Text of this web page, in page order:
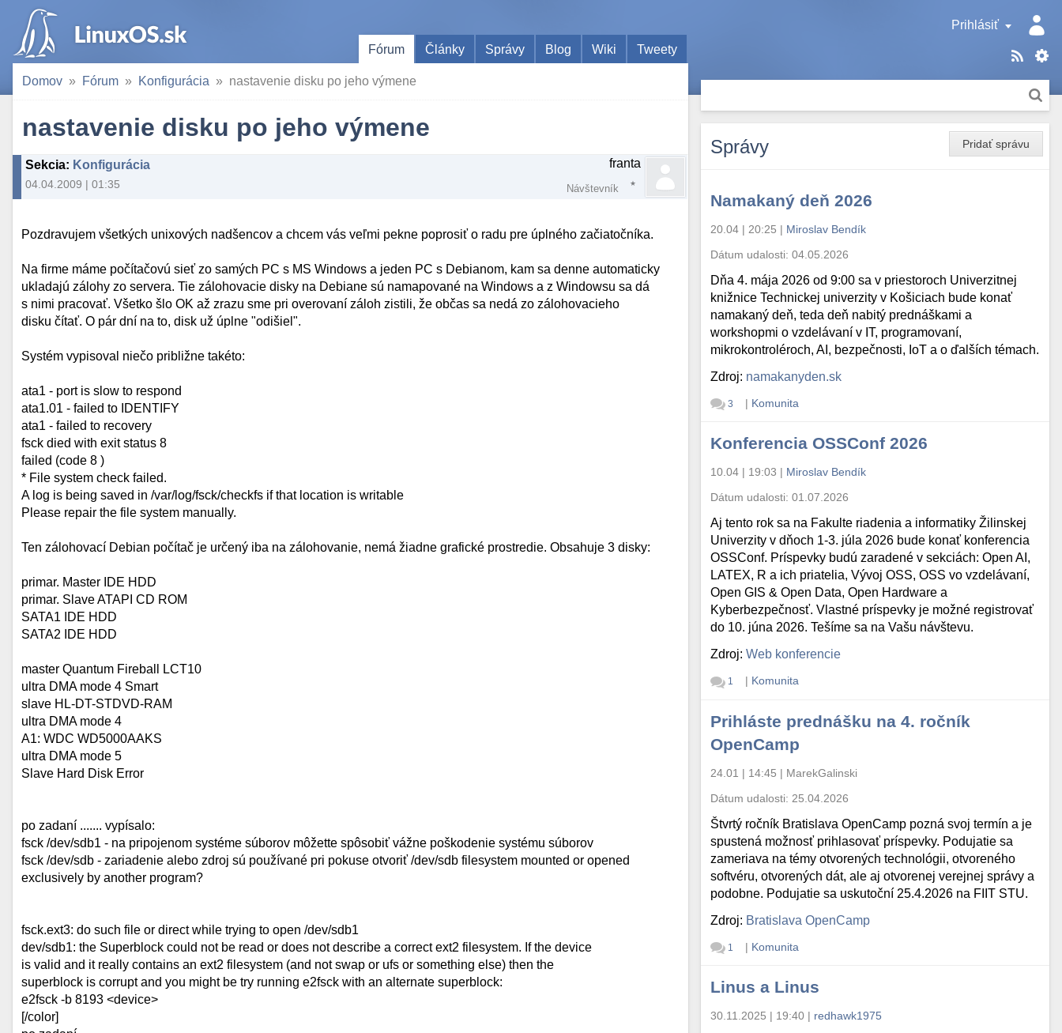
Prihlásiť
Fórum
Články Správy Blog Wiki Tweety
Domov Fórum Konfigurácia nastavenie disku po jeho výmene
nastavenie disku po jeho výmene
Sekcia: Konfigurácia
04.04.2009 | 01:35
franta
Návštevník
Pozdravujem všetkých unixových nadšencov a chcem vás veľmi pekne poprosiť o radu pre úplného začiatočníka.
Na firme máme počítačovú sieť zo samých PC s MS Windows a jeden PC s Debianom, kam sa denne automaticky
ukladajú zálohy zo servera. Tie zálohovacie disky na Debiane sú namapované na Windows a z Windowsu sa dá
s nimi pracovať. Všetko šlo OK až zrazu sme pri overovaní záloh zistili, že občas sa nedá zo zálohovacieho
disku čítať. O pár dní na to, disk už úplne "odišiel".
Systém vypisoval niečo približne takéto:
ata1 - port is slow to respond
ata1.01 - failed to IDENTIFY
ata1 - failed to recovery
fsck died with exit status 8
failed (code 8 )
* File system check failed.
A log is being saved in /var/log/fsck/checkfs if that location is writable
Please repair the file system manually.
Ten zálohovací Debian počítač je určený iba na zálohovanie, nemá žiadne grafické prostredie. Obsahuje 3 disky:
primar. Master IDE HDD
primar. Slave ATAPI CD ROM
SATA1 IDE HDD
SATA2 IDE HDD
master Quantum Fireball LCT10
ultra DMA mode 4 Smart
slave HL-DT-STDVD-RAM
ultra DMA mode 4
A1: WDC WD5000AAKS
ultra DMA mode 5
Slave Hard Disk Error
po zadaní ....... vypísalo:
fsck /dev/sdb1 - na pripojenom systéme súborov môžette spôsobiť vážne poškodenie systému súborov
fsck /dev/sdb - zariadenie alebo zdroj sú používané pri pokuse otvoriť /dev/sdb filesystem mounted or opened
exclusively by another program?
fsck.ext3: do such file or direct while trying to open /dev/sdb1
dev/sdb1: the Superblock could not be read or does not describe a correct ext2 filesystem. If the device
is valid and it really contains an ext2 filesystem (and not swap or ufs or something else) then the
superblock is corrupt and you might be try running e2fsck with an alternate superblock:
e2fsck -b 8193 <device>
[/color]
Pridať správu
Správy
Namakaný deň 2026
20.04 | 20:25 | Miroslav Bendík
Dátum udalosti:04.05.2026
Dňa 4. mája 2026 od 9:00 sa v priestoroch Univerzitnej
knižnice Technickej univerzity v Košiciach bude konať
namakaný deň, teda deň nabitý prednáškami a
workshopmi o vzdelávaní v IT, programovaní,
mikrokontroléroch, AI, bezpečnosti, IoT a o ďalších témach.
Zdroj: namakanyden.sk
3 | Komunita
Konferencia OSSConf 2026
10.04 | 19:03 | Miroslav Bendík
Dátum udalosti:01.07.2026
Aj tento rok sa na Fakulte riadenia a informatiky Žilinskej
Univerzity v dňoch 1-3. júla 2026 bude konať konferencia
OSSConf. Príspevky budú zaradené v sekciách: Open AI,
LATEX, R a ich priatelia, Vývoj OSS, OSS vo vzdelávaní,
Open GIS & Open Data, Open Hardware a
Kyberbezpečnosť. Vlastné príspevky je možné registrovať
do 10. júna 2026. Tešíme sa na Vašu návštevu.
Zdroj:Web konferencie
1 | Komunita
Prihláste prednášku na 4. ročník
OpenCamp
24.01 | 14:45 | MarekGalinski
Dátum udalosti: 25.04.2026
Štvrtý ročník Bratislava OpenCamp pozná svoj termín a je
spustená možnosť prihlasovať príspevky. Podujatie sa
zameriava na témy otvorených technológii, otvoreného
softvéru, otvorených dát, ale aj otvorenej verejnej správy a
podobne. Podujatie sa uskutoční 25.4.2026 na FIIT STU.
Zdroj: Bratislava OpenCamp
1 | Komunita
Linus a Linus
30.11.2025 | 19:40 | redhawk1975